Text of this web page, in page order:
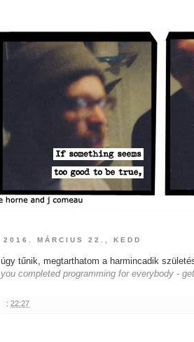
2016. MÁRCIUS 22., KEDD
úgy tűnik, megtarthatom a harmincadik
you completed programming for everybody -
: 22:27